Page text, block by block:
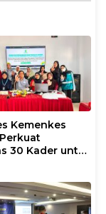
Kemenkes
30 Kader untuk